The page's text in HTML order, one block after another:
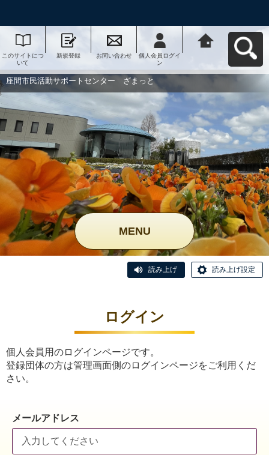
このサイトにつ
いて
新規登録 お問い合わせ
個人会員ログイ
ン
ー ざまっとへ
座間市民活動サポートセンター ざまっと
MENU
読み上げ 読み上げ設定
ログイン
個人会員用のログインページです。
登録団体の方は管理画面側のログインページをご利用くだ
さい。
メールアドレス